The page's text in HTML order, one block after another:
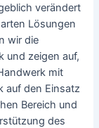
verändert
Lösungen
wir die
und zeigen auf,
mit
auf den Einsatz
Bereich und
des